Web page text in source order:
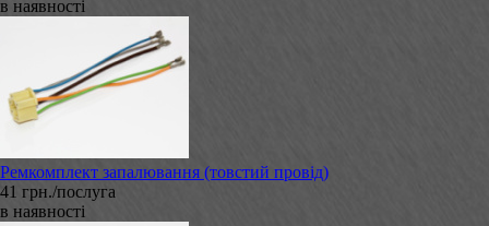
в наявності
Ремкомплект запалювання (товстий провід)
41 грн./послуга
в наявності